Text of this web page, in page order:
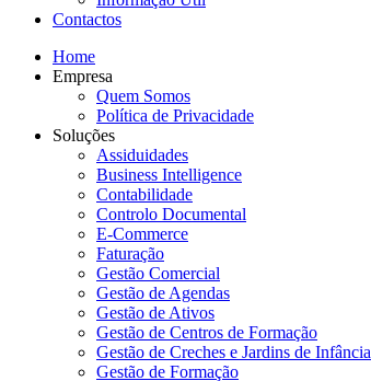
Contactos
Home
Empresa
Quem Somos
Política de Privacidade
Soluções
Assiduidades
Business Intelligence
Contabilidade
Controlo Documental
E-Commerce
Faturação
Gestão Comercial
Gestão de Agendas
Gestão de Ativos
Gestão de Centros de Formação
Gestão de Creches e Jardins de Infância
Gestão de Formação